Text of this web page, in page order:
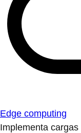
Edge computing
Implementa